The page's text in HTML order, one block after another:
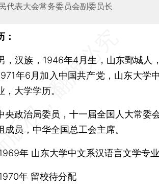
代表大会常务委员会副委员长
：
汉族，1946年4月生，山东鄄城人
年6月加入中国共产党，山东大学
大学学历。
政治局委员，十一届全国人大常委
成员，中华全国总工会主席。
山东大学中文系汉语言文学专业
年 留校待分配